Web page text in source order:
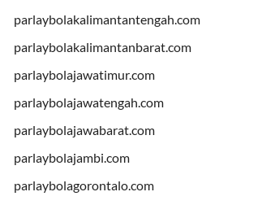
parlaybolakalimantantengah.com
parlaybolakalimantanbarat.com
parlaybolajawatimur.com
parlaybolajawatengah.com
parlaybolajawabarat.com
parlaybolajambi.com
parlaybolagorontalo.com